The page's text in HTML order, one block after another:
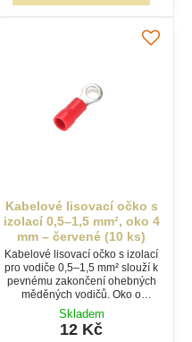
Kabelové lisovací očko s
izolací 0,5–1,5 mm², oko 4
mm – červené (10 ks)
Kabelové lisovací očko s izolací
pro vodiče 0,5–1,5 mm² slouží k
pevnému zakončení ohebných
měděných vodičů. Oko o
průměru 4 mm umožňuje
spolehlivé šroubové připojení.
Balení 10 ks.
Skladem
12 Kč